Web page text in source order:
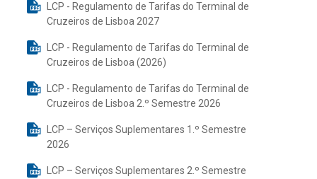
LCP - Regulamento de Tarifas do Terminal de
Cruzeiros de Lisboa 2027
LCP - Regulamento de Tarifas do Terminal de
Cruzeiros de Lisboa (2026)
LCP - Regulamento de Tarifas do Terminal de
Cruzeiros de Lisboa 2.º Semestre 2026
LCP – Serviços Suplementares 1.º Semestre
2026
LCP – Serviços Suplementares 2.º Semestre